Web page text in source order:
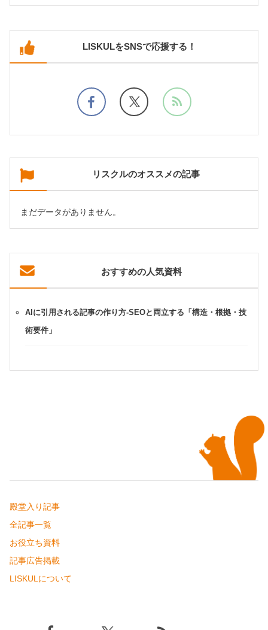
LISKULをSNSで応援する！
リスクルのオススメの記事
まだデータがありません。
おすすめの人気資料
AIに引用される記事の作り方-SEOと両立する「構造・根拠・技
術要件」
殿堂入り記事
全記事一覧
お役立ち資料
記事広告掲載
LISKULについて